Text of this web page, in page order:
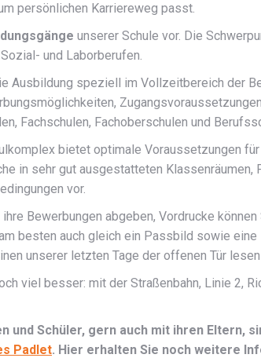
persönlichen Karriereweg passt.
unserer Schule vor. Die
und Laborberufen.
Ausbildung speziell im Vollzeitbereich der
Fachschulen, Fachoberschulen und
bietet optimale Voraussetzungen
in sehr gut ausgestatteten Klassenräumen,
vor.
Bewerbungen abgeben, Vordrucke
besten auch gleich ein Passbild sowie
unserer letzten Tage der offenen Tür
viel besser: mit der Straßenbahn, Linie 2,
und Schüler, gern auch mit ihren Eltern,
Padlet. Hier erhalten Sie noch weitere